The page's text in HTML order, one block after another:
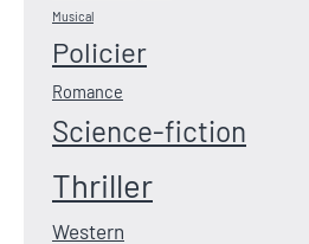
Musical
Policier
Romance
Science-fiction
Thriller
Western